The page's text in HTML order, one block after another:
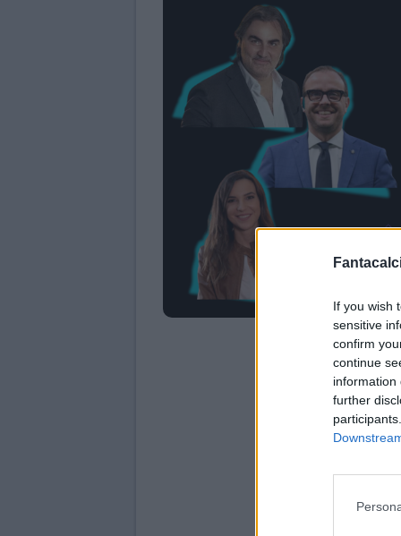
If you wish
sensitive
confirm
continue
information
further